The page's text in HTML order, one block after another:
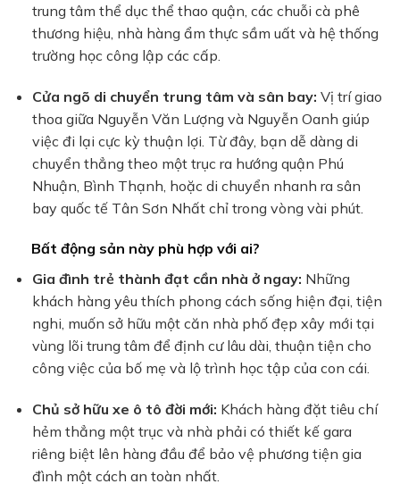
trung tâm thể dục thể thao quận, các chuỗi cà phê
thương hiệu, nhà hàng ẩm thực sầm uất và hệ thống
trường học công lập các cấp.
Cửa ngõ di chuyển trung tâm và sân bay: Vị trí giao
thoa giữa Nguyễn Văn Lượng và Nguyễn Oanh giúp
việc đi lại cực kỳ thuận lợi. Từ đây, bạn dễ dàng di
chuyển thẳng theo một trục ra hướng quận Phú
Nhuận, Bình Thạnh, hoặc di chuyển nhanh ra sân
bay quốc tế Tân Sơn Nhất chỉ trong vòng vài phút.
Bất động sản này phù hợp với ai?
Gia đình trẻ thành đạt cần nhà ở ngay: Những
khách hàng yêu thích phong cách sống hiện đại, tiện
nghi, muốn sở hữu một căn nhà phố đẹp xây mới tại
vùng lõi trung tâm để định cư lâu dài, thuận tiện cho
công việc của bố mẹ và lộ trình học tập của con cái.
Chủ sở hữu xe ô tô đời mới: Khách hàng đặt tiêu chí
hẻm thẳng một trục và nhà phải có thiết kế gara
riêng biệt lên hàng đầu để bảo vệ phương tiện gia
đình một cách an toàn nhất.